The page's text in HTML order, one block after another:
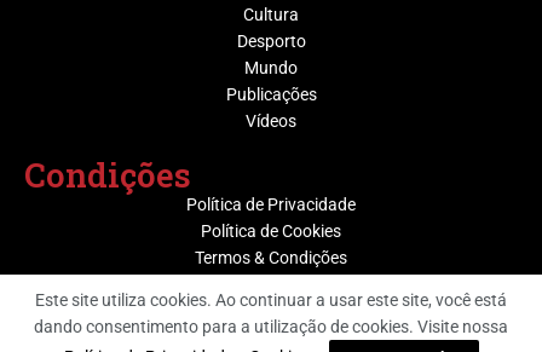
Cultura
Desporto
Mundo
Publicações
Vídeos
Condições
Política de Privacidade
Política de Cookies
Termos & Condições
@ Grupo Media Nova | Socijornal
Este site utiliza cookies. Ao continuar a usar este site, você está
dando consentimento para a utilização de cookies. Visite nossa